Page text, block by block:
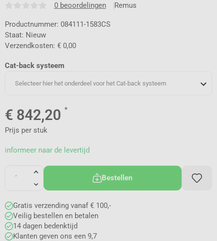
0 beoordelingen Remus
Productnummer: 084111-1583CS
Staat: Nieuw
Verzendkosten: € 0,00
Cat-back systeem
Selecteer hier het onderdeel voor het Cat-back systeem
€ 842,20 *
Prijs per stuk
informeer naar de levertijd
Bestellen
Gratis verzending vanaf € 100,-
Veilig bestellen en betalen
14 dagen bedenktijd
Klanten geven ons een 9,7